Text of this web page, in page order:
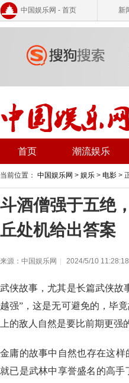
中国娱乐网 - 首页 新
首页 潮流娱乐
当前位置： 中国娱乐网 > 娱乐 > 电影 >
斗酒僧强于五绝
丘处机给出答案
来源：中国娱乐网 2024/5/10 11:28:18
武侠故事，尤其是长篇武侠故
越强”，这是无可避免的，毕
上的敌人自然是要比前期更强
金庸的故事中自然也存在这
就已是武林中享誉盛名的高